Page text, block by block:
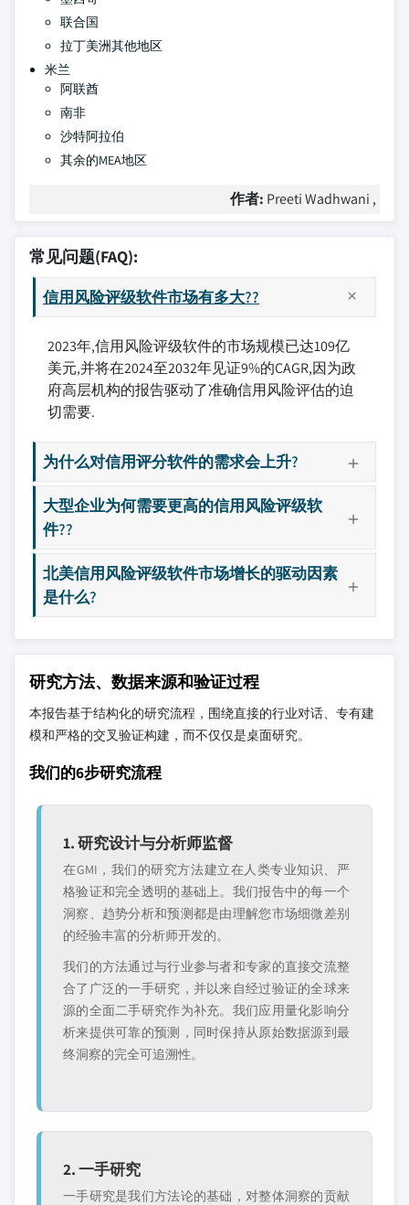
联合国
拉丁美洲其他地区
米兰
阿联酋
南非
沙特阿拉伯
其余的MEA地区
作者: Preeti Wadhwani ,
常见问题(FAQ):
信用风险评级软件市场有多大??
2023年,信用风险评级软件的市场规模已达109亿
美元,并将在2024至2032年见证9%的CAGR,因为政
府高层机构的报告驱动了准确信用风险评估的迫
切需要.
为什么对信用评分软件的需求会上升?
大型企业为何需要更高的信用风险评级软
件??
北美信用风险评级软件市场增长的驱动因素
是什么?
研究方法、数据来源和验证过程
本报告基于结构化的研究流程，围绕直接的行业对话、专有建
模和严格的交叉验证构建，而不仅仅是桌面研究。
我们的6步研究流程
1. 研究设计与分析师监督
在GMI，我们的研究方法建立在人类专业知识、严
格验证和完全透明的基础上。我们报告中的每一个
洞察、趋势分析和预测都是由理解您市场细微差别
的经验丰富的分析师开发的。
我们的方法通过与行业参与者和专家的直接交流整
合了广泛的一手研究，并以来自经过验证的全球来
源的全面二手研究作为补充。我们应用量化影响分
析来提供可靠的预测，同时保持从原始数据源到最
终洞察的完全可追溯性。
2. 一手研究
一手研究是我们方法论的基础，对整体洞察的贡献